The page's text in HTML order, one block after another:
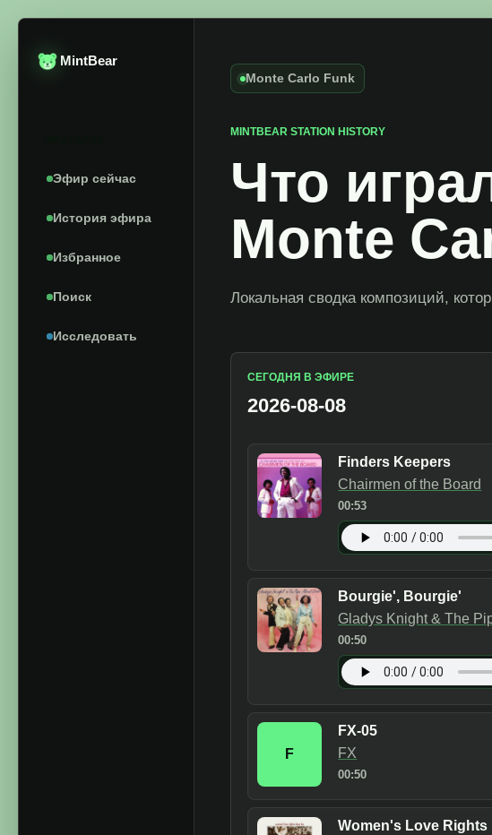
MintBear
Эфир сейчас
История эфира
Избранное
Поиск
Исследовать
Monte Carlo Funk
MINTBEAR STATION HISTORY
Что
Monte
Локальная сводка композиций,
СЕГОДНЯ В ЭФИРЕ
2026-08-08
Finders Keepers
Chairmen of the Board
00:53
Bourgie', Bourgie'
Gladys Knight & The
00:50
F
FX-05
FX
00:50
Women's Love Rights